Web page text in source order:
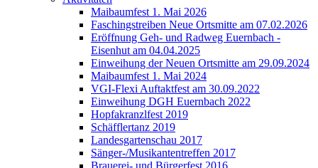
Maibaumfest 1. Mai 2026
Faschingstreiben Neue Ortsmitte am 07.02.2026
Eröffnung Geh- und Radweg Euernbach -
Eisenhut am 04.04.2025
Einweihung der Neuen Ortsmitte am 29.09.2024
Maibaumfest 1. Mai 2024
VGI-Flexi Auftaktfest am 30.09.2022
Einweihung DGH Euernbach 2022
Hopfakranzlfest 2019
Schäfflertanz 2019
Landesgartenschau 2017
Sänger-/Musikantentreffen 2017
Brauerei- und Bürgerfest 2016